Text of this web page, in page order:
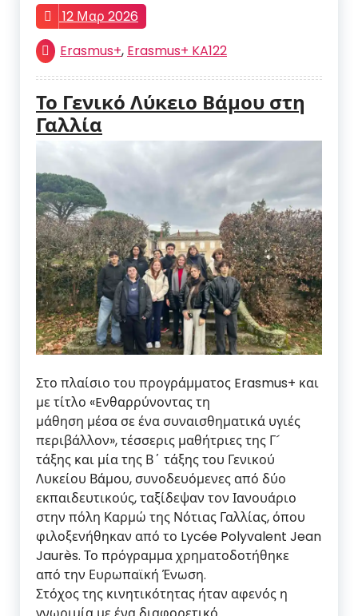
12 Μαρ 2026
Erasmus+, Erasmus+ KA122
Το Γενικό Λύκειο Βάμου στη
Γαλλία
Στο πλαίσιο του προγράμματος Erasmus+ και
με τίτλο «Eνθαρρύνοντας τη
μάθηση μέσα σε ένα συναισθηματικά υγιές
περιβάλλον», τέσσερις μαθήτριες της Γ´
τάξης και μία της Β´ τάξης του Γενικού
Λυκείου Βάμου, συνοδευόμενες από δύο
εκπαιδευτικούς, ταξίδεψαν τον Ιανουάριο
στην πόλη Καρμώ της Νότιας Γαλλίας, όπου
φιλοξενήθηκαν από το Lycée Polyvalent Jean
Jaurès. Το πρόγραμμα χρηματοδοτήθηκε
από την Ευρωπαϊκή Ένωση.
Στόχος της κινητικότητας ήταν αφενός η